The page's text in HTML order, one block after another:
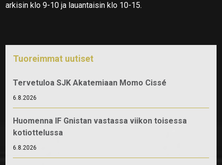
arkisin klo 9-10 ja lauantaisin klo 10-15.
Tuoreimmat uutiset
Tervetuloa SJK Akatemiaan Momo Cissé
6.8.2026
Huomenna IF Gnistan vastassa viikon toisessa
kotiottelussa
6.8.2026